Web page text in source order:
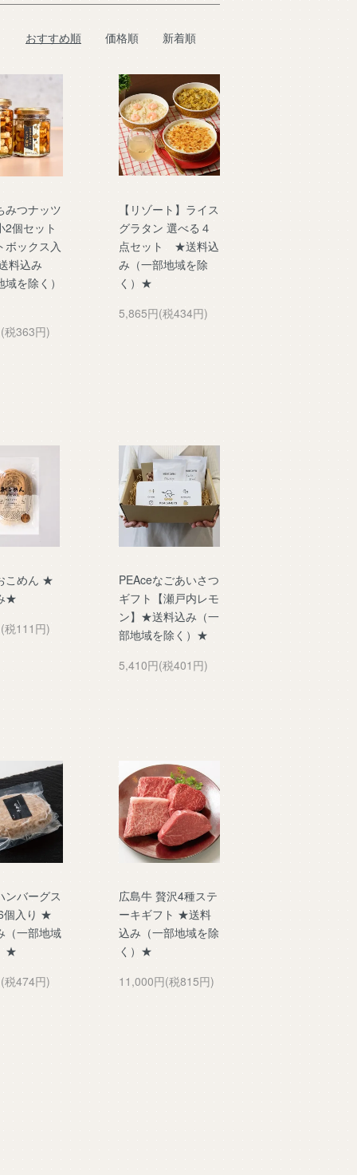
おすすめ順 価格順 新着順
みつナッツ
2個セット
ボックス入
料込み
を除く）
税363円)
【リゾート】ライス
グラタン 選べる４
点セット ★送料込
み（一部地域を除
く）★
5,865円(税434円)
こめん ★
★
税111円)
PEAceなごあいさつ
ギフト【瀬戸内レモ
ン】★送料込み（一
部地域を除く）★
5,410円(税401円)
ンバーグス
個入り ★
（一部地域
★
税474円)
広島牛 贅沢4種ステ
ーキギフト ★送料
込み（一部地域を除
く）★
11,000円(税815円)